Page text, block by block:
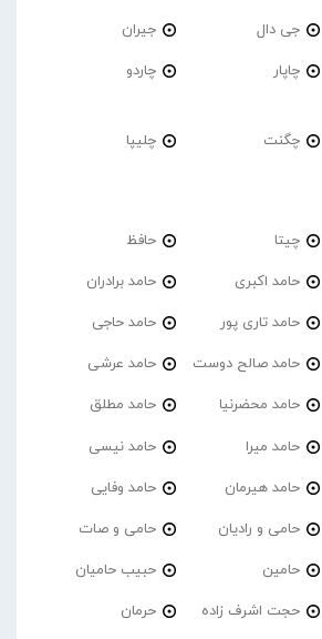
جی دال جیران
چاپار چاردو
چگنت چلیپا
چیتا حافظ
حامد اکبری حامد برادران
حامد تاری پور حامد حاجی
حامد صالح دوست حامد عرشی
حامد محضرنیا حامد مطلق
حامد میرا حامد نیسی
حامد هیرمان حامد وفایی
حامی و رادیان حامی و صات
حامین حبیب حامیان
حجت اشرف زاده حرمان